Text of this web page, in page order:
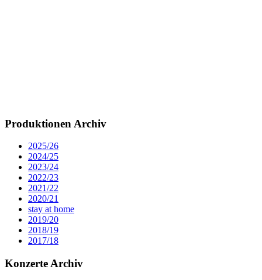
Produktionen Archiv
2025/26
2024/25
2023/24
2022/23
2021/22
2020/21
stay at home
2019/20
2018/19
2017/18
Konzerte Archiv